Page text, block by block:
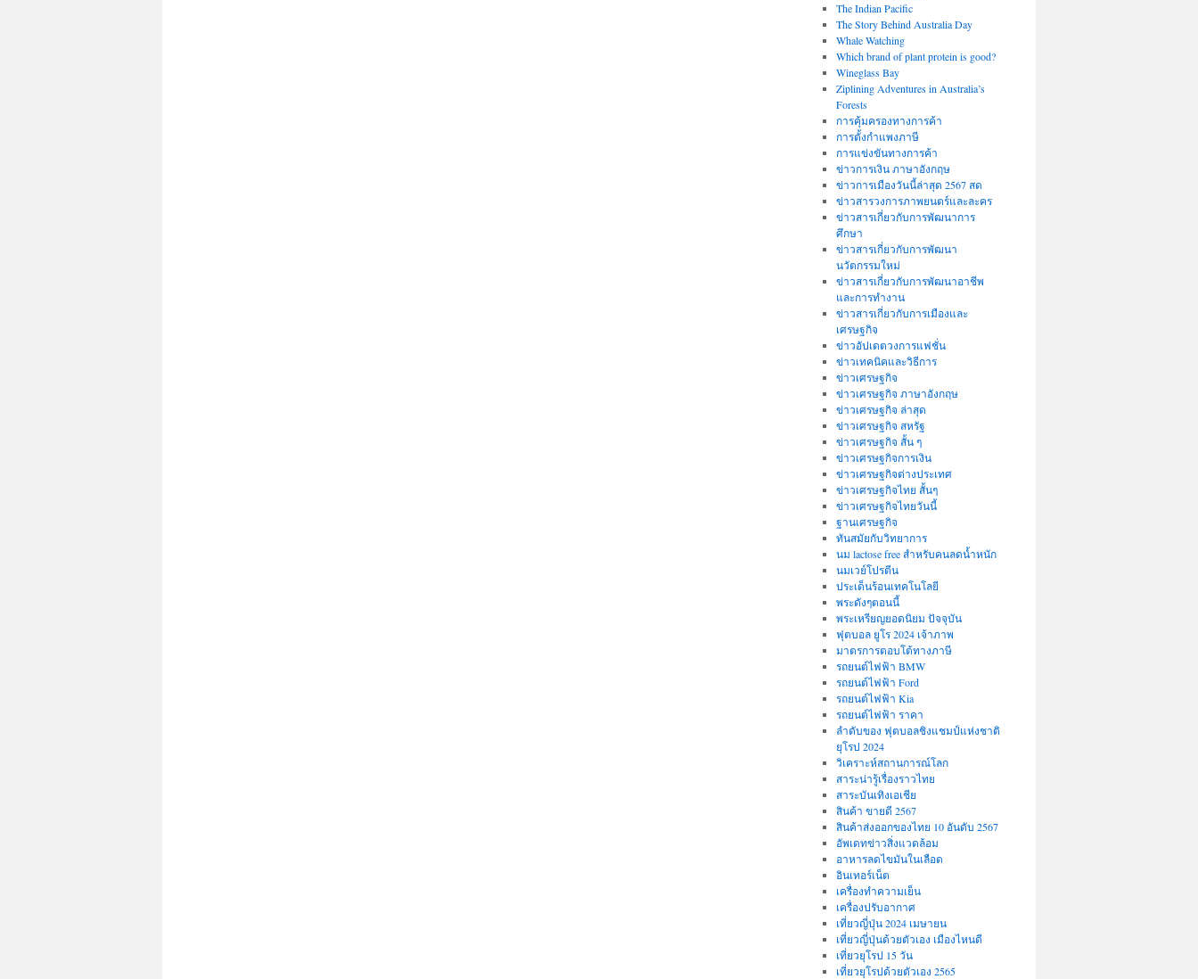
The Indian Pacific
The Story Behind Australia Day
Whale Watching
Which brand of plant protein is good?
Wineglass Bay
Ziplining Adventures in Australia’s
Forests
การคุ้มครองทางการค้า
การตั้งกำแพงภาษี
การแข่งขันทางการค้า
ข่าวการเงิน ภาษาอังกฤษ
ข่าวการเมืองวันนี้ล่าสุด 2567 สด
ข่าวสารวงการภาพยนตร์และละคร
ข่าวสารเกี่ยวกับการพัฒนาการ
ศึกษา
ข่าวสารเกี่ยวกับการพัฒนา
นวัตกรรมใหม่
ข่าวสารเกี่ยวกับการพัฒนาอาชีพ
และการทำงาน
ข่าวสารเกี่ยวกับการเมืองและ
เศรษฐกิจ
ข่าวอัปเดตวงการแฟชั่น
ข่าวเทคนิคและวิธีการ
ข่าวเศรษฐกิจ
ข่าวเศรษฐกิจ ภาษาอังกฤษ
ข่าวเศรษฐกิจ ล่าสุด
ข่าวเศรษฐกิจ สหรัฐ
ข่าวเศรษฐกิจ สั้น ๆ
ข่าวเศรษฐกิจการเงิน
ข่าวเศรษฐกิจต่างประเทศ
ข่าวเศรษฐกิจไทย สั้นๆ
ข่าวเศรษฐกิจไทยวันนี้
ฐานเศรษฐกิจ
ทันสมัยกับวิทยาการ
นม lactose free สำหรับคนลดน้ำหนัก
นมเวย์โปรตีน
ประเด็นร้อนเทคโนโลยี
พระดังๆตอนนี้
พระเหรียญยอดนิยม ปัจจุบัน
ฟุตบอล ยูโร 2024 เจ้าภาพ
มาตรการตอบโต้ทางภาษี
รถยนต์ไฟฟ้า BMW
รถยนต์ไฟฟ้า Ford
รถยนต์ไฟฟ้า Kia
รถยนต์ไฟฟ้า ราคา
ลำดับของ ฟุตบอลชิงแชมป์แห่งชาติ
ยุโรป 2024
วิเคราะห์สถานการณ์โลก
สาระน่ารู้เรื่องราวไทย
สาระบันเทิงเอเชีย
สินค้า ขายดี 2567
สินค้าส่งออกของไทย 10 อันดับ 2567
อัพเดทข่าวสิ่งแวดล้อม
อาหารลดไขมันในเลือด
อินเทอร์เน็ต
เครื่องทำความเย็น
เครื่องปรับอากาศ
เที่ยวญี่ปุ่น 2024 เมษายน
เที่ยวญี่ปุ่นด้วยตัวเอง เมืองไหนดี
เที่ยวยุโรป 15 วัน
เที่ยวยุโรปด้วยตัวเอง 2565